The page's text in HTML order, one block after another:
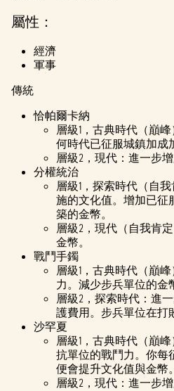
屬性：
經濟
軍事
傳統
恰帕爾卡納
層級1，古典時代（巔
何時代已征服城鎮加成
層級2，現代：進一步增
分權統治
層級1，探索時代（自
施的文化值。增加已征
築的金幣。
層級2，現代（自我肯
金幣。
戰鬥手鐲
層級1，古典時代（巔
力。減少步兵單位的金
層級2，探索時代：進
護費用。步兵單位在打
沙罕夏
層級1，古典時代（巔
抗單位的戰鬥力。你每
便會提升文化值與金幣。
層級2，現代：進一步